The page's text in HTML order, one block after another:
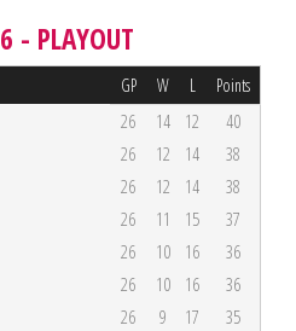
- PLAYOUT
GP W L Points
26 14 12
40
26 12 14
38
26 12 14
38
26 11 15
37
26 10 16
36
26 10 16
36
26 9 17
35